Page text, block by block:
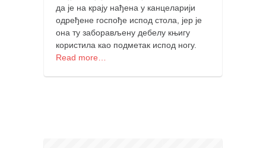
азбуки и књиге
Окинава карате
најновије на блогу
да је на крају нађена у канцеларији
одређене госпође испод стола, јер је
она ту заборављену дебелу књигу
користила као подметак испод ногу.
Read more…